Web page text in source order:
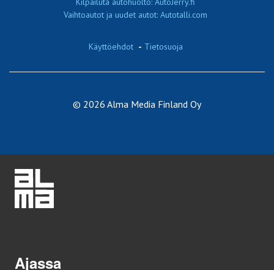
Vaihtoautot ja uudet autot: Autotalli.com
Käyttöehdot - Tietosuoja
© 2026 Alma Media Finland Oy